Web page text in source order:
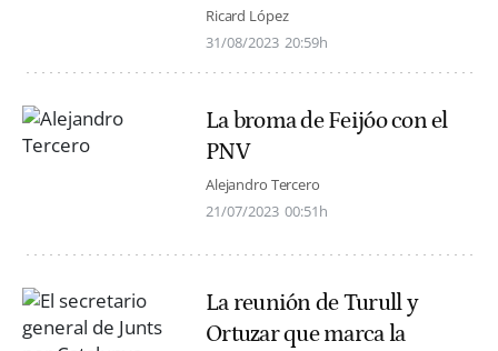
Ricard López
31/08/2023 20:59h
La broma de Feijóo con el
PNV
Alejandro Tercero
21/07/2023 00:51h
La reunión de Turull y
Ortuzar que marca la